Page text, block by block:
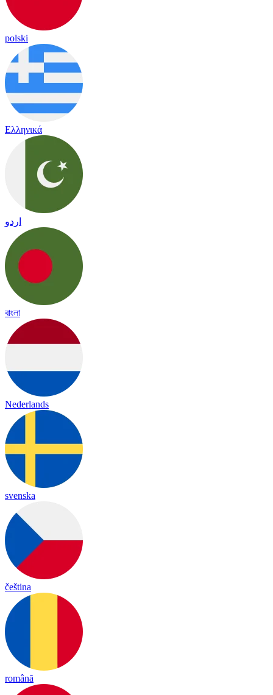
polski
Ελληνικά
اردو
বাংলা
Nederlands
svenska
čeština
română